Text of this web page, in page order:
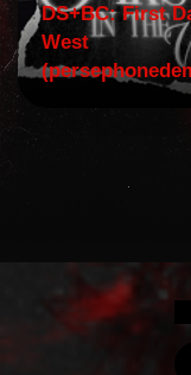
DS+BC: First
West